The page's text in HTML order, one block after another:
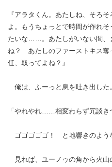
『アラタくん。あたしね、そろ
よ。もうちょっとで時間が作れ
たいな……。あたしがいない間、
ね？ あたしのファーストキス
任、取ってよね？』
俺は、ふーっと息を吐き出した。
「やれやれ……相変わらず冗談き
ゴゴゴゴゴ！ と地響きのよう
見れば、ユーノゥの角から火山